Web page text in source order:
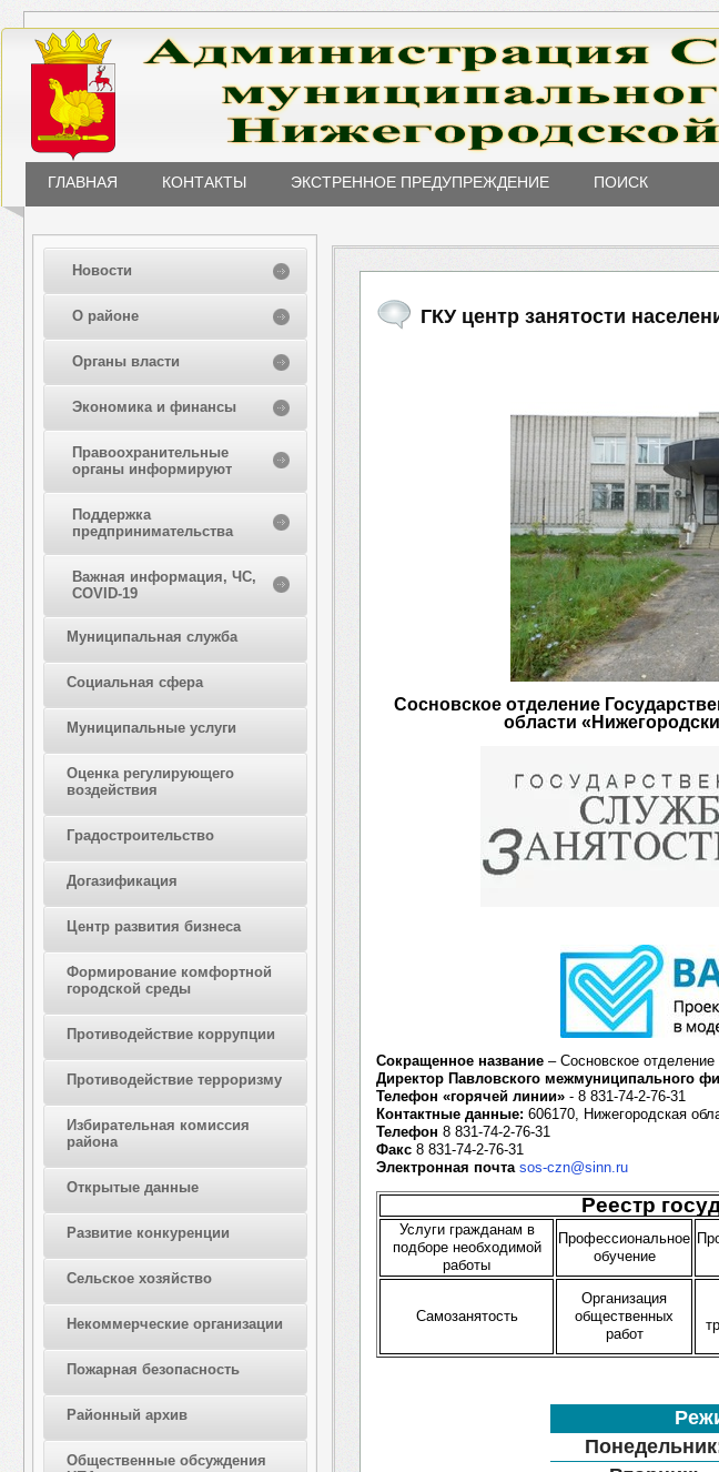
ГЛАВНАЯ КОНТАКТЫ ЭКСТРЕННОЕ ПРЕДУПРЕЖДЕНИЕ ПОИСК
Новости
О районе
Органы власти
Экономика и финансы
Правоохранительные
органы информируют
Поддержка
предпринимательства
Важная информация, ЧС,
COVID-19
Муниципальная служба
Социальная сфера
Муниципальные услуги
Оценка регулирующего
воздействия
Градостроительство
Догазификация
Центр развития бизнеса
Формирование комфортной
городской среды
Противодействие коррупции
Противодействие терроризму
Избирательная комиссия
района
Открытые данные
Развитие конкуренции
Сельское хозяйство
Некоммерческие организации
Пожарная безопасность
Районный архив
Общественные обсуждения
ГКУ центр занятости
Сосновское отделение
области
Сокращенное название – Сосновское
Директор Павловского межмуниципального
Телефон «горячей линии» - 8 831-74-2-76-31
Контактные данные: 606170, Нижегородская
Телефон 8 831-74-2-76-31
Факс 8 831-74-2-76-31
Электронная почта sos-czn@sinn.ru
Реестр
Услуги гражданам в
подборе необходимой
работы
Профессиональное
обучение
Самозанятость
Организация
общественных
работ